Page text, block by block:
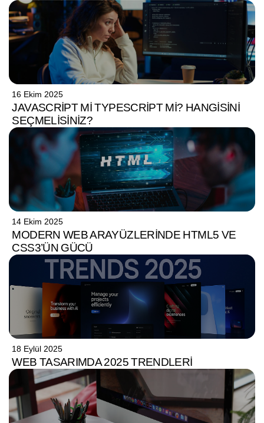
16 Ekim 2025
JAVASCRIPT MI TYPESCRIPT MI? HANGISINI
SEÇMELISINIZ?
14 Ekim 2025
MODERN WEB ARAYÜZLERINDE HTML5 VE
CSS3’ÜN GÜCÜ
18 Eylül 2025
WEB TASARIMDA 2025 TRENDLERI